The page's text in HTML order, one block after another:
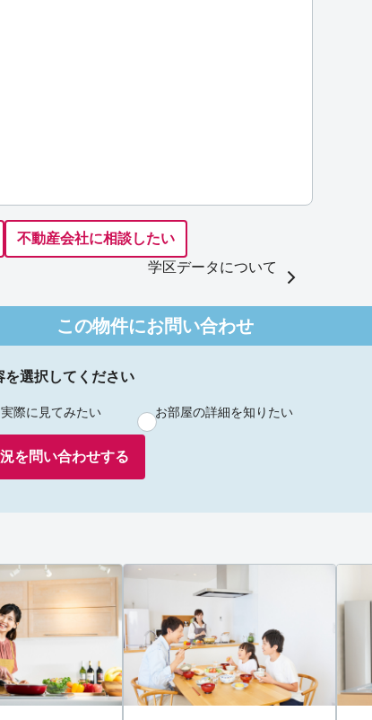
不動産会社に相談したい
学区データについて
この物件にお問い合わせ
を選択してください
際に見てみたい お部屋の詳細を知りたい
を問い合わせする